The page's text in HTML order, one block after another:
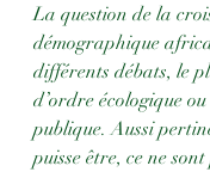
La question de la
démographique
différents débats, le
d’ordre écologique
publique. Aussi
puisse être, ce ne